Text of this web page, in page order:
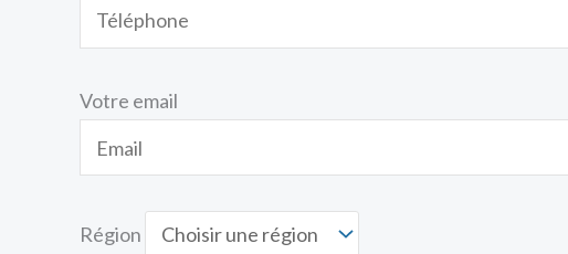
Votre email
Région